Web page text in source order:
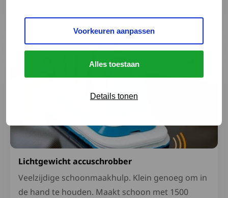
Voorkeuren aanpassen
Alles toestaan
Details tonen
Lichtgewicht accuschrobber
Veelzijdige schoonmaakhulp. Klein genoeg om in
de hand te houden. Maakt schoon met 1500
Lees meer over Lichtgewicht accuschrobber